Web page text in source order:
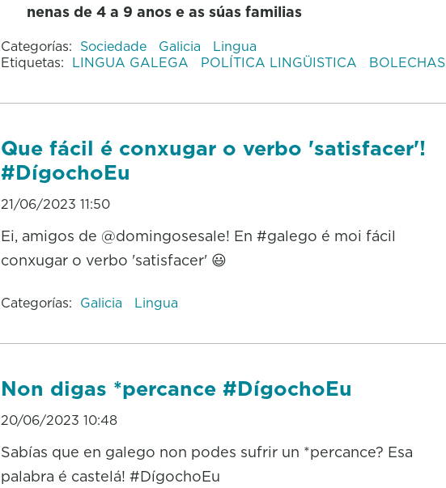
nenas de 4 a 9 anos e as súas familias
Categorías: Sociedade Galicia
Lingua
Etiquetas: LINGUA GALEGA POLÍTICA LINGÜISTICA BOLECHAS
Que fácil é conxugar o verbo 'satisfacer'!
#DígochoEu
21/06/2023 11:50
Ei, amigos de @domingosesale! En #galego é moi fácil
conxugar o verbo 'satisfacer' 😃
Categorías: Galicia Lingua
Non digas *percance #DígochoEu
20/06/2023 10:48
Sabías que en galego non podes sufrir un *percance? Esa
palabra é castelá! #DígochoEu